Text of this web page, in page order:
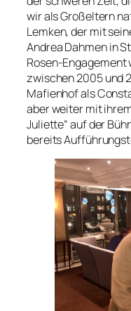
wir als Großeltern
Lemken, der mit
Andrea Dahmen in
Rosen-Engagement
zwischen 2005 und
Mafienhof als
aber weiter mit
Juliette“ auf der
bereits